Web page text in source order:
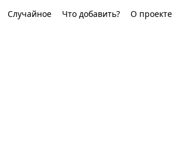
Случайное Что добавить? О проекте